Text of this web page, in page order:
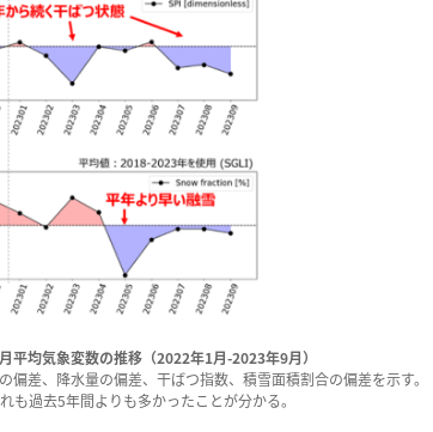
均気象変数の推移（2022年1月-2023年9月）
差、降水量の偏差、干ばつ指数、積雪面積割合の偏差を示す。
過去5年間よりも多かったことが分かる。